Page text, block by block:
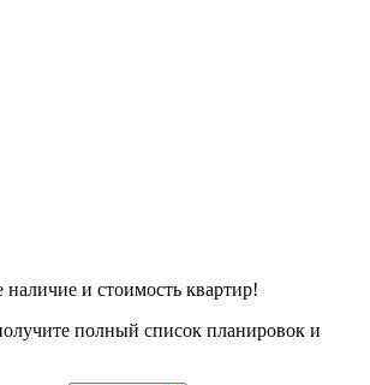
наличие и стоимость квартир!
полный список планировок и